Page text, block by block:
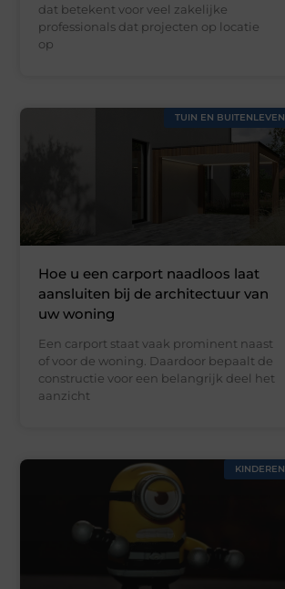
dat betekent voor veel zakelijke
professionals dat projecten op locatie
op
TUIN EN BUITENLEVEN
Hoe u een carport naadloos laat
aansluiten bij de architectuur van
uw woning
Een carport staat vaak prominent naast
of voor de woning. Daardoor bepaalt de
constructie voor een belangrijk deel het
aanzicht
KINDEREN